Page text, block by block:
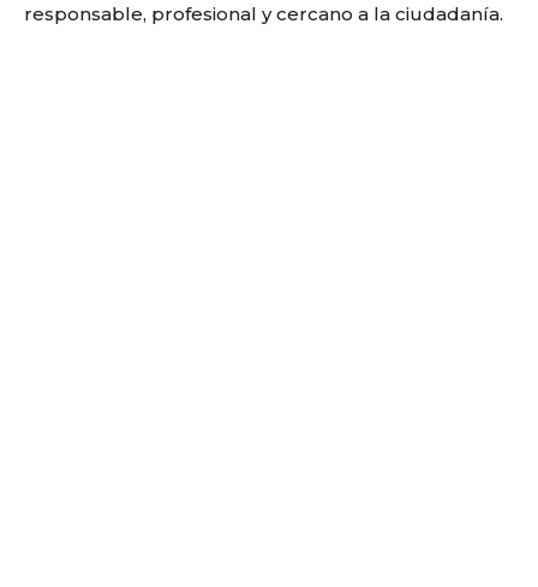
responsable, profesional y cercano a la ciudadanía.